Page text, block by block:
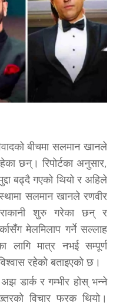
बीचमा सलमान खानले
छन्। रिपोर्टका अनुसार,
बढ्दै गएको थियो र अहिले
सलमान खानले रणवीर
शुरु गरेका छन् र
मेलमिलाप गर्ने सल्लाह
लागि मात्र नभई सम्पूर्ण
रहेको बताइएको छ।
डार्क र गम्भीर होस् भन्ने
विचार फरक थियो।